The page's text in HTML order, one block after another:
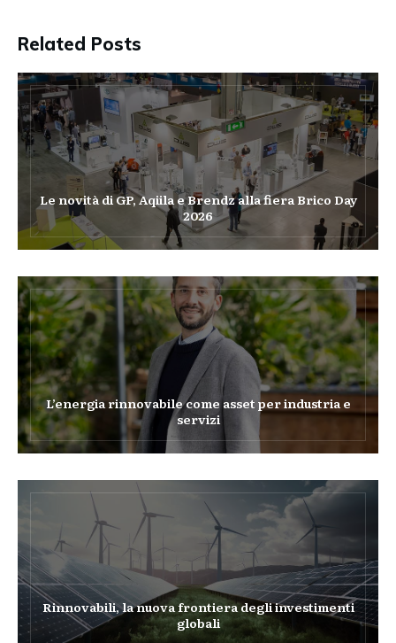
Related Posts
Le novità di GP, Aqiila e Brendz alla fiera Brico Day
2026
L’energia rinnovabile come asset per industria e
servizi
Rinnovabili, la nuova frontiera degli investimenti
globali